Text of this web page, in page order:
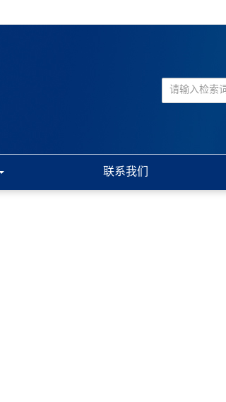
联系我们